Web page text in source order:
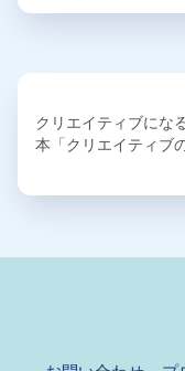
クリエイティブにな
本「クリエイティブ